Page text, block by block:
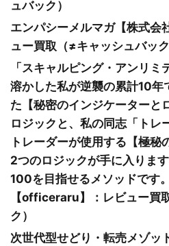
ュバック）
エンパシーメルマガ【株式
ュー買取（≠キャッシュバック
「スキャルピング・アンリ
溶かした私が逆襲の累計10年
た【秘密のインジケーターと
ロジックと、私の同志「トレ
トレーダーが使用する【極秘
2つのロジックが手に入りま
100を目指せるメソッドです
【officeraru】：レビュー買
ク）
次世代型せどり・転売メゾッ